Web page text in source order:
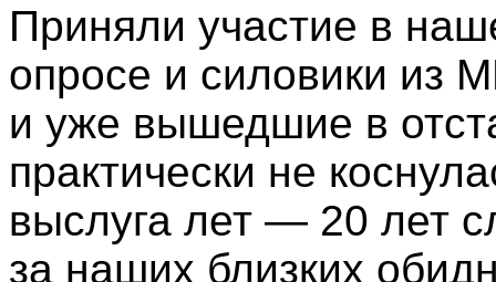
Приняли участие в
опросе и силовики из
и уже вышедшие в
практически не
выслуга лет — 20 лет
за наших близких